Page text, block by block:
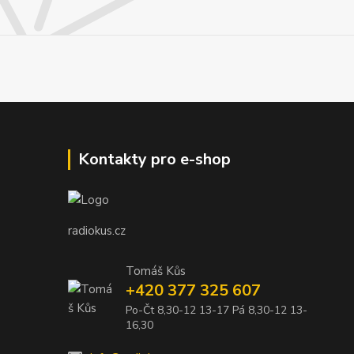
Kontakty pro e-shop
radiokus.cz
Tomáš Kůs
+420 377 325 607
Po-Čt 8,30-12 13-17 Pá 8,30-12 13-
16,30